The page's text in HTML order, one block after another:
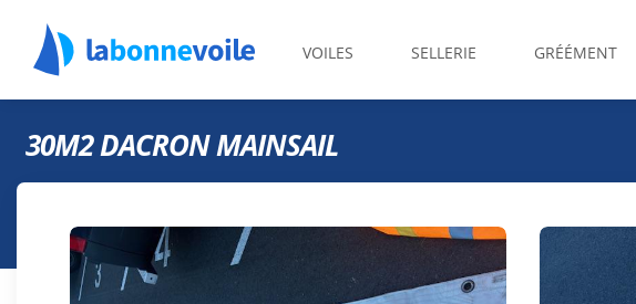
VOILES SELLERIE GRÉÉMENT
30M2 DACRON MAINSAIL